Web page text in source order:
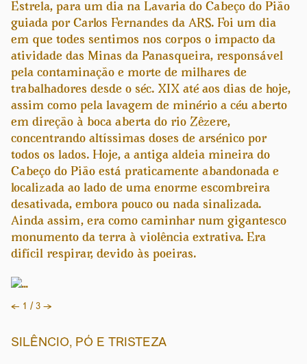
Estrela, para um dia na Lavaria do Cabeço do Pião
guiada por Carlos Fernandes da ARS. Foi um dia
em que todes sentimos nos corpos o impacto da
atividade das Minas da Panasqueira, responsável
pela contaminação e morte de milhares de
trabalhadores desde o séc. XIX até aos dias de hoje,
assim como pela lavagem de minério a céu aberto
em direção à boca aberta do rio Zêzere,
concentrando altíssimas doses de arsénico por
todos os lados. Hoje, a antiga aldeia mineira do
Cabeço do Pião está praticamente abandonada e
localizada ao lado de uma enorme escombreira
desativada, embora pouco ou nada sinalizada.
Ainda assim, era como caminhar num gigantesco
monumento da terra à violência extrativa. Era
difícil respirar, devido às poeiras.
← 1 / 3 →
Previous
SILÊNCIO, PÓ E TRISTEZA